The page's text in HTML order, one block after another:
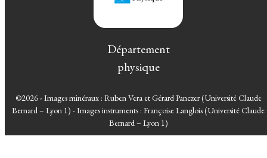
Département
physique
©2026 - Images minéraux : Ruben Vera et Gérard Panczer (Université Claude
Bernard – Lyon 1) - Images instruments : Françoise Langlois (Université Claude
Bernard – Lyon 1)